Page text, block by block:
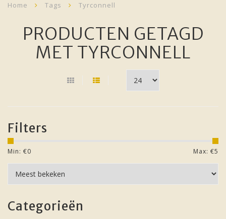
Home Tags Tyrconnell
PRODUCTEN GETAGD
MET TYRCONNELL
Filters
Min: €0 Max: €5
Categorieën